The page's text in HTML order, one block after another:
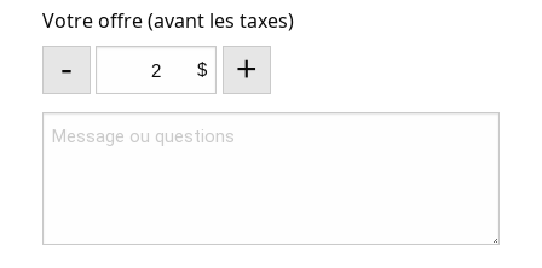
Votre offre (avant les taxes)
- $ +